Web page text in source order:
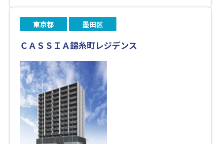
東京都 墨田区
ＣＡＳＳＩＡ錦糸町レジデンス